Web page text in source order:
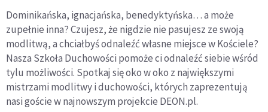
Dominikańska, ignacjańska, benedyktyńska… a może
zupełnie inna? Czujesz, że nigdzie nie pasujesz ze swoją
modlitwą, a chciałbyś odnaleźć własne miejsce w Kościele?
Nasza Szkoła Duchowości pomoże ci odnaleźć siebie wśród
tylu możliwości. Spotkaj się oko w oko z największymi
mistrzami modlitwy i duchowości, których zaprezentują
nasi goście w najnowszym projekcie DEON.pl.